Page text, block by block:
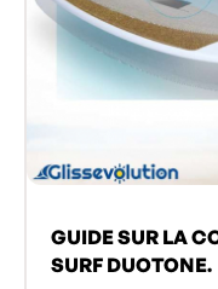
GUIDE SUR LA
SURF DUOTONE.